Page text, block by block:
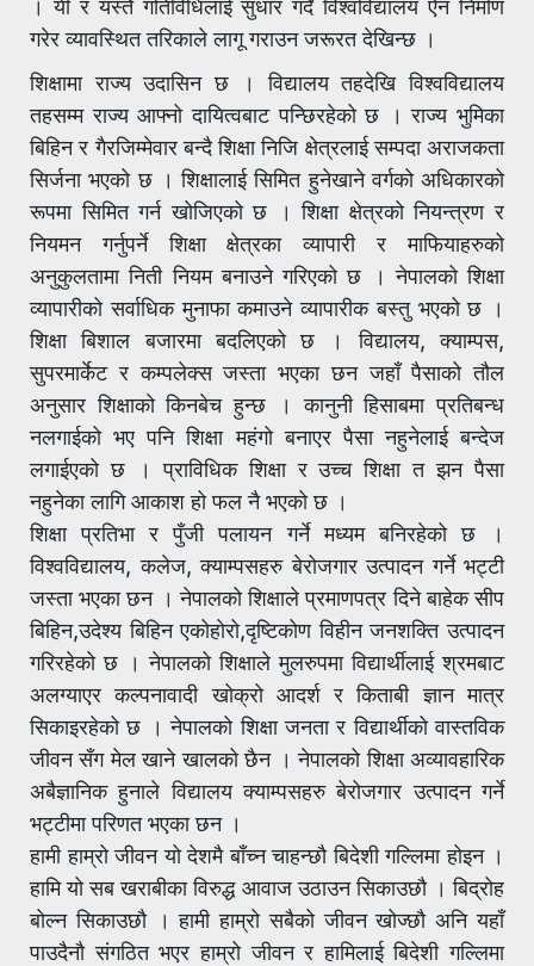
। यी र यस्तै गतिविधिलाई सुधार गर्दै विश्वविद्यालय ऐन निर्माण
गरेर व्यावस्थित तरिकाले लागू गराउन जरूरत देखिन्छ ।
शिक्षामा राज्य उदासिन छ । विद्यालय तहदेखि विश्वविद्यालय
तहसम्म राज्य आफ्नो दायित्वबाट पन्छिरहेको छ । राज्य भुमिका
बिहिन र गैरजिम्मेवार बन्दै शिक्षा निजि क्षेत्रलाई सम्पदा अराजकता
सिर्जना भएको छ । शिक्षालाई सिमित हुनेखाने वर्गको अधिकारको
रूपमा सिमित गर्न खोजिएको छ । शिक्षा क्षेत्रको नियन्त्रण र
नियमन गर्नुपर्ने शिक्षा क्षेत्रका व्यापारी र माफियाहरुको
अनुकुलतामा निती नियम बनाउने गरिएको छ । नेपालको शिक्षा
व्यापारीको सर्वाधिक मुनाफा कमाउने व्यापारीक बस्तु भएको छ ।
शिक्षा बिशाल बजारमा बदलिएको छ । विद्यालय, क्याम्पस,
सुपरमार्केट र कम्पलेक्स जस्ता भएका छन जहाँ पैसाको तौल
अनुसार शिक्षाको किनबेच हुन्छ । कानुनी हिसाबमा प्रतिबन्ध
नलगाईको भए पनि शिक्षा महंगो बनाएर पैसा नहुनेलाई बन्देज
लगाईएको छ । प्राविधिक शिक्षा र उच्च शिक्षा त झन पैसा
नहुनेका लागि आकाश हो फल नै भएको छ ।
शिक्षा प्रतिभा र पुँजी पलायन गर्ने मध्यम बनिरहेको छ ।
विश्वविद्यालय, कलेज, क्याम्पसहरु बेरोजगार उत्पादन गर्ने भट्टी
जस्ता भएका छन । नेपालको शिक्षाले प्रमाणपत्र दिने बाहेक सीप
बिहिन,उदेश्य बिहिन एकोहोरो,दृष्टिकोण विहीन जनशक्ति उत्पादन
गरिरहेको छ । नेपालको शिक्षाले मुलरुपमा विद्यार्थीलाई श्रमबाट
अलग्याएर कल्पनावादी खोक्रो आदर्श र किताबी ज्ञान मात्र
सिकाइरहेको छ । नेपालको शिक्षा जनता र विद्यार्थीको वास्तविक
जीवन सँग मेल खाने खालको छैन । नेपालको शिक्षा अव्यावहारिक
अबैज्ञानिक हुनाले विद्यालय क्याम्पसहरु बेरोजगार उत्पादन गर्ने
भट्टीमा परिणत भएका छन ।
हामी हाम्रो जीवन यो देशमै बाँच्न चाहन्छौ बिदेशी गल्लिमा होइन ।
हामि यो सब खराबीका विरुद्ध आवाज उठाउन सिकाउछौ । बिद्रोह
बोल्न सिकाउछौ । हामी हाम्रो सबैको जीवन खोज्छौ अनि यहाँ
पाउदैनौ संगठित भएर हाम्रो जीवन र हामिलाई बिदेशी गल्लिमा